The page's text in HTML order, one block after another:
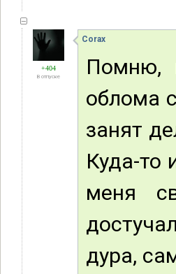
+404
В отпуске
Corax
Помню,
облома
занят
Куда-то
меня
дура,